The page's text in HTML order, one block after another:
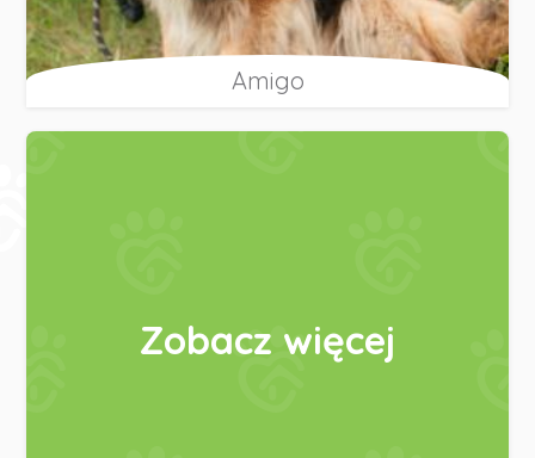
Amigo
Zobacz więcej